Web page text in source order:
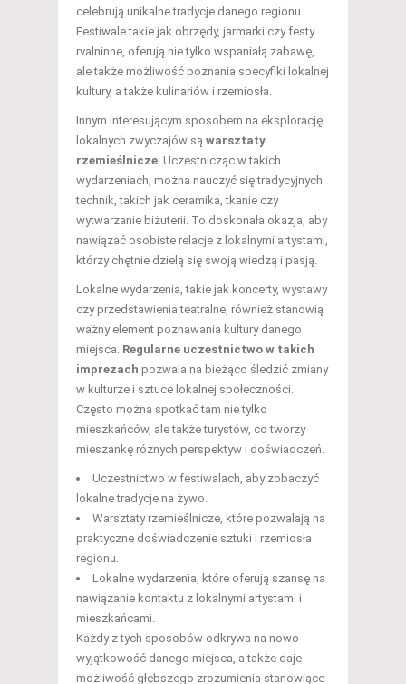
celebrują unikalne tradycje danego regionu.
Festiwale takie jak obrzędy, jarmarki czy festy
rvalninne, oferują nie tylko wspaniałą zabawę,
ale także możliwość poznania specyfiki lokalnej
kultury, a także kulinariów i rzemiosła.
Innym interesującym sposobem na eksplorację
lokalnych zwyczajów są warsztaty
rzemieślnicze . Uczestnicząc w takich
wydarzeniach, można nauczyć się tradycyjnych
technik, takich jak ceramika, tkanie czy
wytwarzanie biżuterii. To doskonała okazja, aby
nawiązać osobiste relacje z lokalnymi artystami,
którzy chętnie dzielą się swoją wiedzą i pasją.
Lokalne wydarzenia, takie jak koncerty, wystawy
czy przedstawienia teatralne, również stanowią
ważny element poznawania kultury danego
miejsca. Regularne uczestnictwo w takich
imprezach pozwala na bieżąco śledzić zmiany
w kulturze i sztuce lokalnej społeczności.
Często można spotkać tam nie tylko
mieszkańców, ale także turystów, co tworzy
mieszankę różnych perspektyw i doświadczeń.
Uczestnictwo w festiwalach, aby zobaczyć
lokalne tradycje na żywo.
Warsztaty rzemieślnicze, które pozwalają na
praktyczne doświadczenie sztuki i rzemiosła
regionu.
Lokalne wydarzenia, które oferują szansę na
nawiązanie kontaktu z lokalnymi artystami i
mieszkańcami.
Każdy z tych sposobów odkrywa na nowo
wyjątkowość danego miejsca, a także daje
możliwość głębszego zrozumienia stanowiące